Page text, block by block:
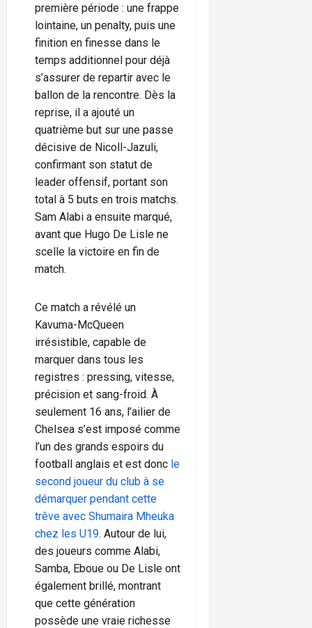
première période : une frappe
lointaine, un penalty, puis une
finition en finesse dans le
temps additionnel pour déjà
s’assurer de repartir avec le
ballon de la rencontre. Dès la
reprise, il a ajouté un
quatrième but sur une passe
décisive de Nicoll-Jazuli,
confirmant son statut de
leader offensif, portant son
total à 5 buts en trois matchs.
Sam Alabi a ensuite marqué,
avant que Hugo De Lisle ne
scelle la victoire en fin de
match.
Ce match a révélé un
Kavuma-McQueen
irrésistible, capable de
marquer dans tous les
registres : pressing, vitesse,
précision et sang-froid. À
seulement 16 ans, l’ailier de
Chelsea s’est imposé comme
l’un des grands espoirs du
football anglais et est donc le
second joueur du club à se
démarquer pendant cette
trêve avec Shumaira Mheuka
chez les U19. Autour de lui,
des joueurs comme Alabi,
Samba, Eboue ou De Lisle ont
également brillé, montrant
que cette génération
possède une vraie richesse